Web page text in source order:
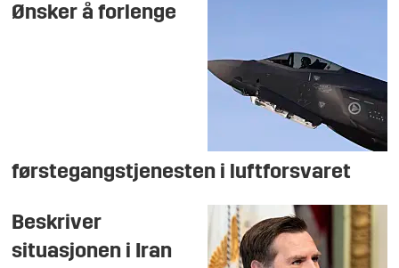
Ønsker å forlenge
førstegangstjenesten i luftforsvaret
Beskriver
situasjonen i Iran